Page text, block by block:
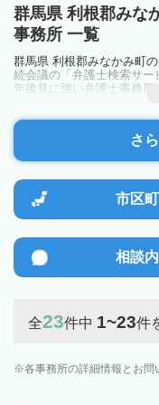
群馬県 利根郡みな
事務所 一覧
群馬県 利根郡みなかみ町
続会議の「弁護士検索サ
年後見に強い弁護士事務
ルやお悩みを抱えている
さ
市区
相談
全23件中 1~23件
各事務所の詳細情報とお